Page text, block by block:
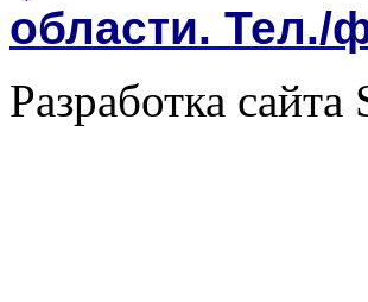
области. Тел./
Разработка